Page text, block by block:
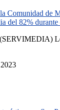
Comunidad de
del 82%